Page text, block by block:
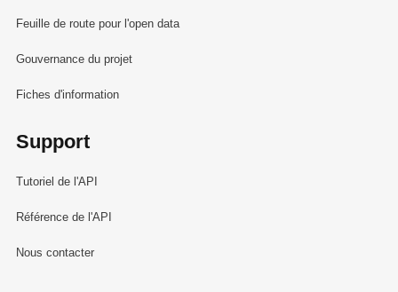
Feuille de route pour l'open data
Gouvernance du projet
Fiches d'information
Support
Tutoriel de l'API
Référence de l'API
Nous contacter